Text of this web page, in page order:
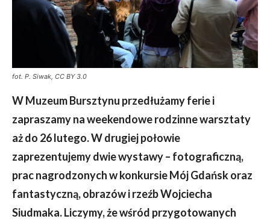
fot. P. Siwak, CC BY 3.0
W Muzeum Bursztynu przedłużamy ferie i
zapraszamy na weekendowe rodzinne warsztaty
aż do 26 lutego. W drugiej połowie
zaprezentujemy dwie wystawy – fotograficzną,
prac nagrodzonych w konkursie Mój Gdańsk oraz
fantastyczną, obrazów i rzeźb Wojciecha
Siudmaka. Liczymy, że wśród przygotowanych